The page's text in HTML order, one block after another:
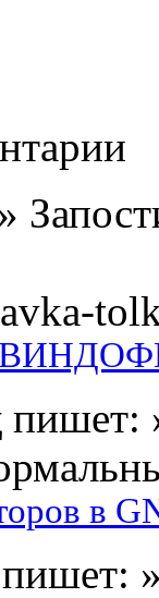
пишет:
в
пишет: